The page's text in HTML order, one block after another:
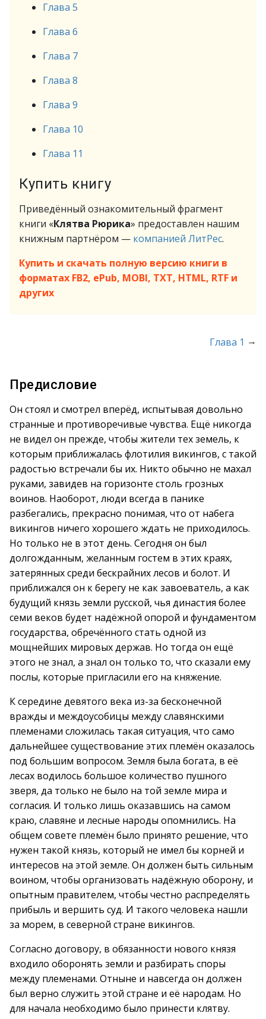
Глава 5
Глава 6
Глава 7
Глава 8
Глава 9
Глава 10
Глава 11
Купить книгу
Приведённый ознакомительный фрагмент
книги «Клятва Рюрика» предоставлен нашим
книжным партнёром — компанией ЛитРес.
Купить и скачать полную версию книги в
форматах FB2, ePub, MOBI, TXT, HTML, RTF и
других
Глава 1 →
Предисловие
Он стоял и смотрел вперёд, испытывая довольно
странные и противоречивые чувства. Ещё никогда
не видел он прежде, чтобы жители тех земель, к
которым приближалась флотилия викингов, с такой
радостью встречали бы их. Никто обычно не махал
руками, завидев на горизонте столь грозных
воинов. Наоборот, люди всегда в панике
разбегались, прекрасно понимая, что от набега
викингов ничего хорошего ждать не приходилось.
Но только не в этот день. Сегодня он был
долгожданным, желанным гостем в этих краях,
затерянных среди бескрайних лесов и болот. И
приближался он к берегу не как завоеватель, а как
будущий князь земли русской, чья династия более
семи веков будет надёжной опорой и фундаментом
государства, обречённого стать одной из
мощнейших мировых держав. Но тогда он ещё
этого не знал, а знал он только то, что сказали ему
послы, которые пригласили его на княжение.
К середине девятого века из-за бесконечной
вражды и междоусобицы между славянскими
племенами сложилась такая ситуация, что само
дальнейшее существование этих племён оказалось
под большим вопросом. Земля была богата, в её
лесах водилось большое количество пушного
зверя, да только не было на той земле мира и
согласия. И только лишь оказавшись на самом
краю, славяне и лесные народы опомнились. На
общем совете племён было принято решение, что
нужен такой князь, который не имел бы корней и
интересов на этой земле. Он должен быть сильным
воином, чтобы организовать надёжную оборону, и
опытным правителем, чтобы честно распределять
прибыль и вершить суд. И такого человека нашли
за морем, в северной стране викингов.
Согласно договору, в обязанности нового князя
входило оборонять земли и разбирать споры
между племенами. Отныне и навсегда он должен
был верно служить этой стране и её народам. Но
для начала необходимо было принести клятву.